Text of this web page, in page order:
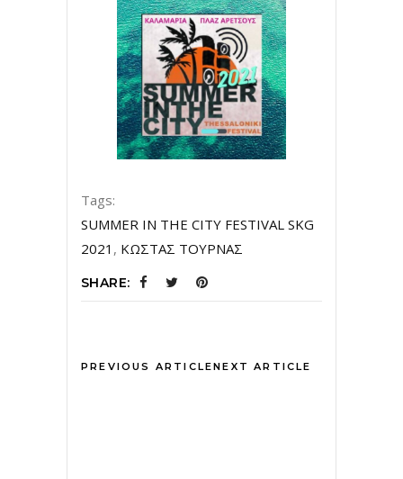
Tags:
SUMMER IN THE CITY FESTIVAL SKG
2021 , ΚΩΣΤΑΣ ΤΟΥΡΝΑΣ
SHARE:
PREVIOUS ARTICLENEXT ARTICLE